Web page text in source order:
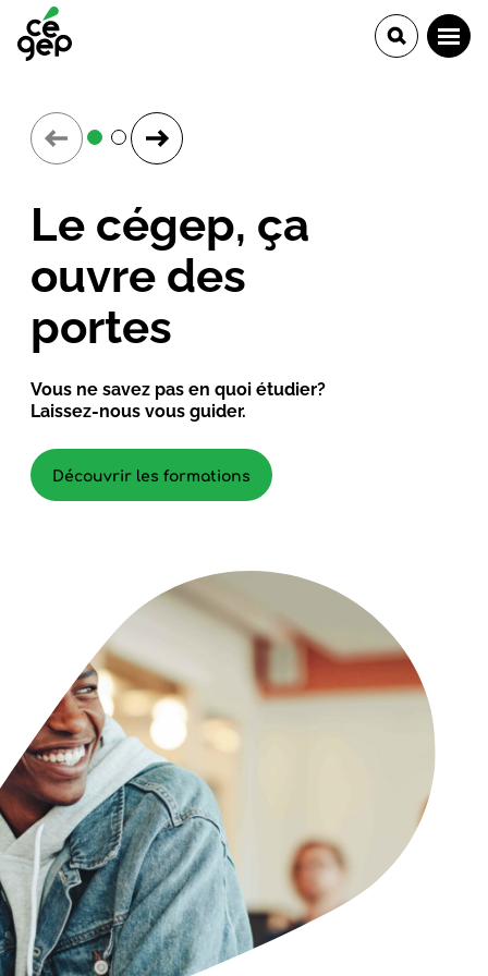
Le cégep, ça
ouvre des
portes
Vous ne savez pas en quoi étudier?
Laissez-nous vous guider.
Découvrir les formations